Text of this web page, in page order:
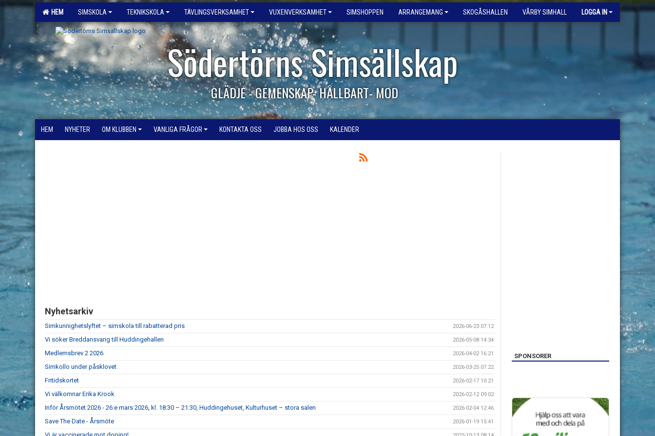
HEM SIMSKOLA TEKNIKSKOLA TÄVLINGSVERKSAMHET VUXENVERKSAMHET SIMSHOPPEN ARRANGEMANG SKOGÅSHALLEN VÅRBY SIMHALL LOGGA IN
Södertörns Simsällskap
GLÄDJE - GEMENSKAP- HÅLLBART- MOD
HEM NYHETER OM KLUBBEN VANLIGA FRÅGOR KONTAKTA OSS JOBBA HOS OSS KALENDER
Nyhetsarkiv
Simkunnighetslyftet – simskola till rabatterad pris 2026-06-23 07:12
Vi söker Breddansvarig till Huddingehallen 2026-05-08 14:34
Medlemsbrev 2 2026 2026-04-02 16:21
Simkollo under påsklovet 2026-03-25 07:22
Fritidskortet 2026-02-17 10:21
Vi välkomnar Erika Krook 2026-02-12 09:02
Inför Årsmötet 2026 - 26:e mars 2026, kl. 18:30 – 21:30, Huddingehuset, Kulturhuset – stora salen 2026-02-04 12:46
Save The Date - Årsmöte 2026-01-19 15:41
SPONSORER